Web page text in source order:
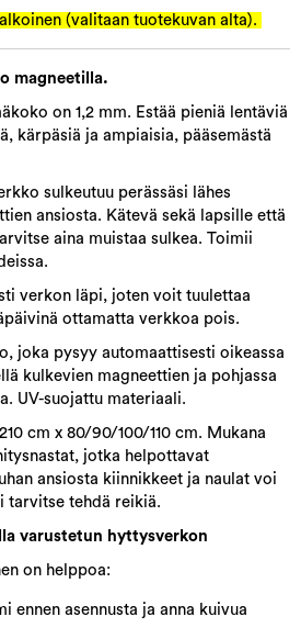
(valitaan tuotekuvan alta).
magneetilla.
on 1,2 mm. Estää pieniä lentäviä
kärpäsiä ja ampiaisia, pääsemästä
sulkeutuu perässäsi lähes
ansiosta. Kätevä sekä lapsille että
aina muistaa sulkea. Toimii
verkon läpi, joten voit tuulettaa
ottamatta verkkoa pois.
joka pysyy automaattisesti oikeassa
kulkevien magneettien ja pohjassa
UV-suojattu materiaali.
cm x 80/90/100/110 cm. Mukana
jotka helpottavat
ansiosta kiinnikkeet ja naulat voi
tarvitse tehdä reikiä.
varustetun hyttysverkon
on helppoa:
ennen asennusta ja anna kuivua